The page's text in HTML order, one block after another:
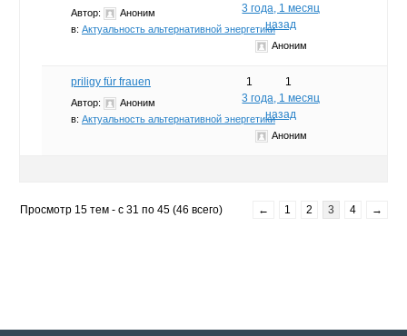
Автор:
Аноним
в: Актуальность альтернативной энергетики
3 года, 1 месяц
назад
Аноним
priligy für frauen
Автор:
Аноним
в: Актуальность альтернативной энергетики
1
1
3 года, 1 месяц
назад
Аноним
Просмотр 15 тем - с 31 по 45 (46 всего) ← 1 2 3 4 →